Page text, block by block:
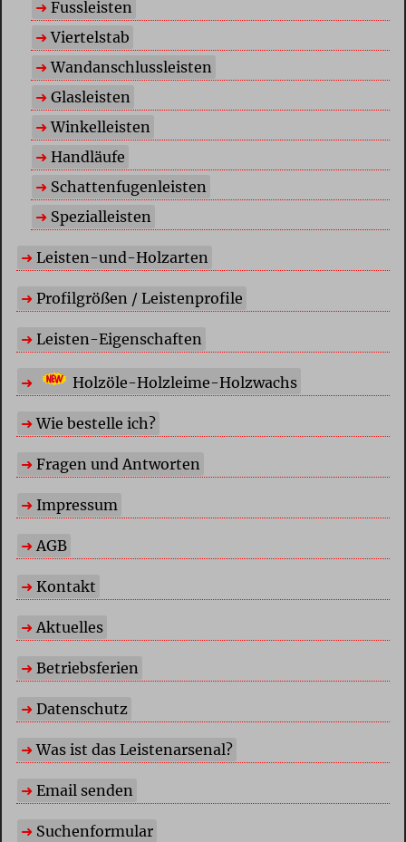
Fussleisten
Viertelstab
Wandanschlussleisten
Glasleisten
Winkelleisten
Handläufe
Schattenfugenleisten
Spezialleisten
Leisten-und-Holzarten
Profilgrößen / Leistenprofile
Leisten-Eigenschaften
Holzöle-Holzleime-Holzwachs
Wie bestelle ich?
Fragen und Antworten
Impressum
AGB
Kontakt
Aktuelles
Betriebsferien
Datenschutz
Was ist das Leistenarsenal?
Email senden
Suchenformular